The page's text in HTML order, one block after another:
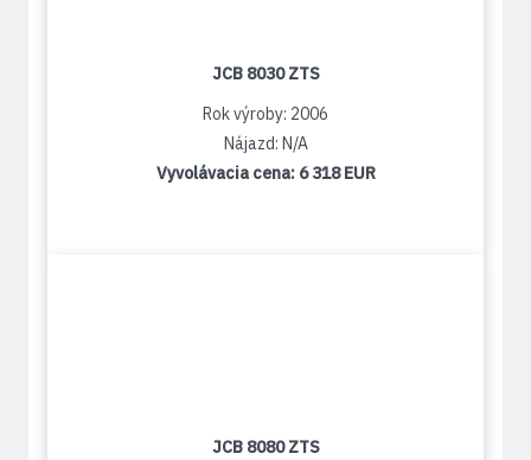
JCB 8030 ZTS
Rok výroby: 2006
Nájazd: N/A
Vyvolávacia cena: 6 318 EUR
JCB 8080 ZTS